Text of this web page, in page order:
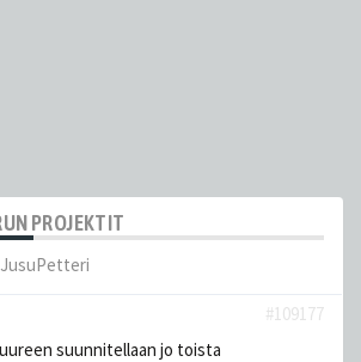
PROJEKTIT
JusuPetteri
#109177
suunnitellaan jo toista